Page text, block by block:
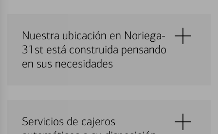
Nuestra ubicación en Noriega-
31st está construida pensando
en sus necesidades
Servicios de cajeros